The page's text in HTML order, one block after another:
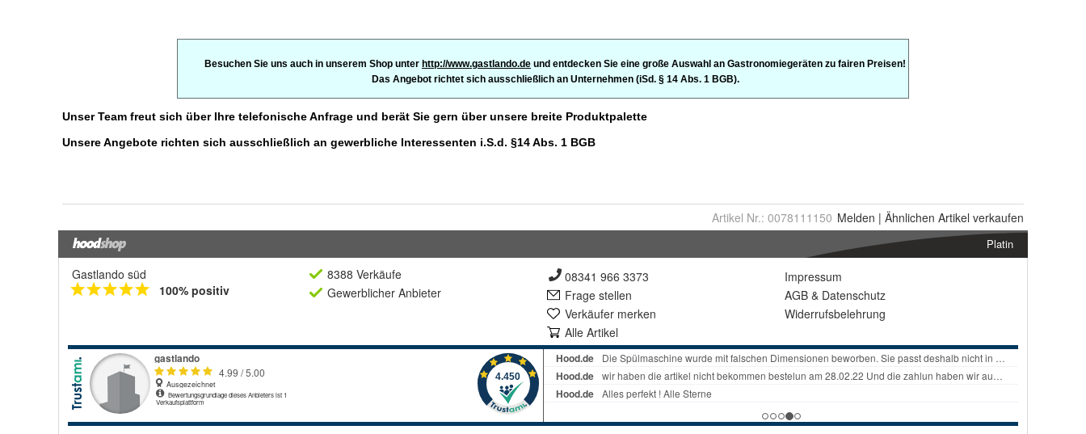
Artikel Nr.: 0078111150 Melden | Ähnlichen Artikel verkaufen
Platin
Gastlando süd
100% positiv
8388 Verkäufe
Gewerblicher Anbieter
08341 966 3373
Frage stellen
Verkäufer merken
Alle Artikel
Impressum
AGB & Datenschutz
Widerrufsbelehrung